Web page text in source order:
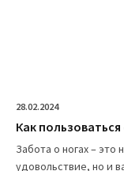
28.02.2024
Как
Забота о ногах – это
удовольствие, но и